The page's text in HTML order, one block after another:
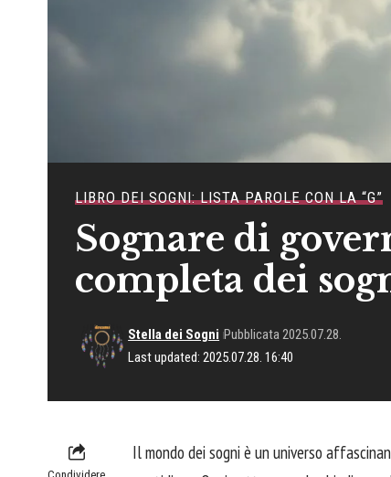
LIBRO DEI SOGNI: LISTA PAROLE CON LA “G”
Sognare di
completa dei
Last updated: 2025.07.28. 16:40
Stella dei Sogni Pubblicata 2025.07.28.
Il mondo dei sogni è un universo